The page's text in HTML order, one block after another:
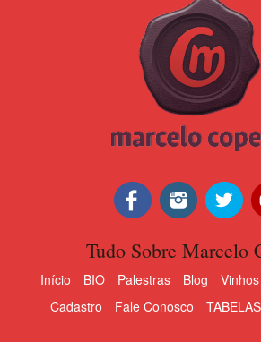
Tudo Sobre Marcelo
Início BIO Palestras Blog Vinhos
Cadastro
Fale Conosco